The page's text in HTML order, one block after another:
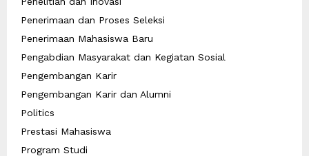
Penerimaan dan Proses Seleksi
Penerimaan Mahasiswa Baru
Pengabdian Masyarakat dan Kegiatan Sosial
Pengembangan Karir
Pengembangan Karir dan Alumni
Politics
Prestasi Mahasiswa
Program Studi